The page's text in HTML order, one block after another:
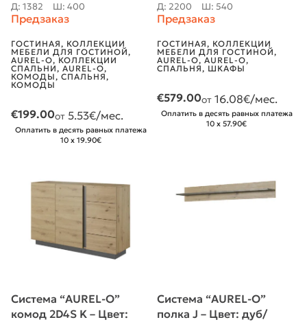
Д: 1382 Ш: 400
Предзаказ
ГОСТИНАЯ , КОЛЛЕКЦИИ
МЕБЕЛИ ДЛЯ ГОСТИНОЙ ,
AUREL-O, КОЛЛЕКЦИИ
СПАЛЬНИ , AUREL-O,
КОМОДЫ , СПАЛЬНЯ ,
КОМОДЫ
€199.00от 5.53€/мес.
Оплатить в десять равных платежа
10 x 19.90€
Д: 2200 Ш: 540
Предзаказ
ГОСТИНАЯ , КОЛЛЕКЦИИ
МЕБЕЛИ ДЛЯ ГОСТИНОЙ ,
AUREL-O, AUREL-O,
СПАЛЬНЯ , ШКАФЫ
€579.00от 16.08€/мес.
Оплатить в десять равных платежа
10 x 57.90€
Система “AUREL-O”
комод 2D4S K – Цвет:
Система “AUREL-O”
полка J – Цвет: дуб/